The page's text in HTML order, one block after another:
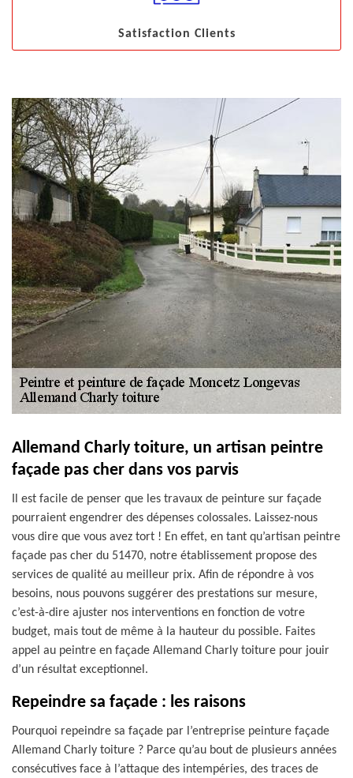
Satisfaction Clients
Allemand Charly toiture, un artisan peintre
façade pas cher dans vos parvis
Il est facile de penser que les travaux de peinture sur façade
pourraient engendrer des dépenses colossales. Laissez-nous
vous dire que vous avez tort ! En effet, en tant qu’artisan peintre
façade pas cher du 51470, notre établissement propose des
services de qualité au meilleur prix. Afin de répondre à vos
besoins, nous pouvons suggérer des prestations sur mesure,
c’est-à-dire ajuster nos interventions en fonction de votre
budget, mais tout de même à la hauteur du possible. Faites
appel au peintre en façade Allemand Charly toiture pour jouir
d’un résultat exceptionnel.
Repeindre sa façade : les raisons
Pourquoi repeindre sa façade par l’entreprise peinture façade
Allemand Charly toiture ? Parce qu’au bout de plusieurs années
consécutives face à l’attaque des intempéries, des traces de